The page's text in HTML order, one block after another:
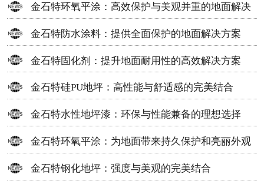
金石特环氧平涂：高效保护与美观并重的地面解决
方案
金石特防水涂料：提供全面保护的地面解决方案
金石特固化剂：提升地面耐用性的高效解决方案
金石特硅PU地坪：高性能与舒适感的完美结合
金石特水性地坪漆：环保与性能兼备的理想选择
金石特环氧平涂：为地面带来持久保护和亮丽外观
金石特钢化地坪：强度与美观的完美结合